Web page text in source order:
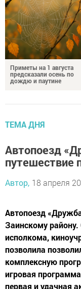
Приметы на 1 августа
предсказали осень по
дождю и паутине
ТЕМА ДНЯ
Автопоезд
путешествие
Автор, 18 апреля
Автопоезд
Заинскому району.
исполкома,
позволила
комплексную
игровая
первая и удачная